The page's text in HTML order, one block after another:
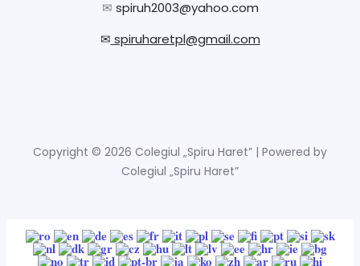
✉ spiruh2003@yahoo.com
✉ spiruharetpl@gmail.com
Copyright © 2026 Colegiul „Spiru Haret” | Powered by
Colegiul „Spiru Haret”